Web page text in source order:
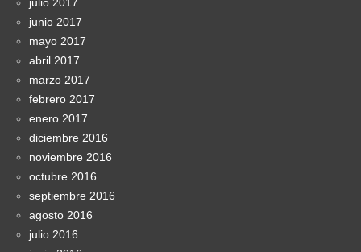
junio 2017
mayo 2017
abril 2017
marzo 2017
febrero 2017
enero 2017
diciembre 2016
noviembre 2016
octubre 2016
septiembre 2016
agosto 2016
julio 2016